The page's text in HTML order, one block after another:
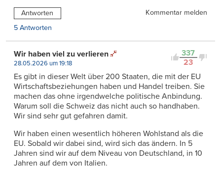
Antworten
Kommentar melden
5 Antworten
337
23
Wir haben viel zu verlieren
28.05.2026 um 19:18
Es gibt in dieser Welt über 200 Staaten, die mit der EU
Wirtschaftsbeziehungen haben und Handel treiben. Sie
machen das ohne irgendwelche politische Anbindung.
Warum soll die Schweiz das nicht auch so handhaben.
Wir sind sehr gut gefahren damit.
Wir haben einen wesentlich höheren Wohlstand als die
EU. Sobald wir dabei sind, wird sich das ändern. In 5
Jahren sind wir auf dem Niveau von Deutschland, in 10
Jahren auf dem von Italien.